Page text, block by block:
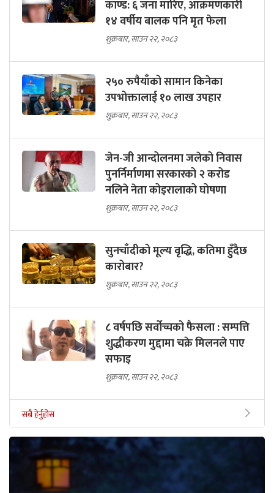
काण्ड: ६ जना मारिए, आक्रमणकारी
१४ वर्षीय बालक पनि मृत फेला
शुक्रबार, साउन २२, २०८३
२५० रुपैयाँको सामान किनेका
उपभोक्तालाई १० लाख उपहार
शुक्रबार, साउन २२, २०८३
जेन-जी आन्दोलनमा जलेको निवास
पुनर्निर्माणमा सरकारको २ करोड
नलिने नेता कोइरालाको घोषणा
शुक्रबार, साउन २२, २०८३
सुनचाँदीको मूल्य वृद्धि, कतिमा हुँदैछ
कारोबार?
शुक्रबार, साउन २२, २०८३
८ वर्षपछि सर्वोच्चको फैसला : सम्पत्ति
शुद्धीकरण मुद्दामा चक्रे मिलनले पाए
सफाइ
शुक्रबार, साउन २२, २०८३
सबै हेर्नुहोस